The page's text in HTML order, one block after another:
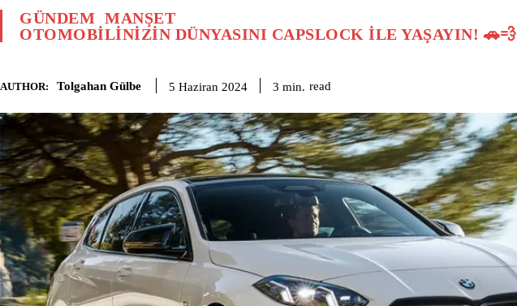
GÜNDEM MANŞET
OTOMOBİLİNİZİN DÜNYASINI CAPSLOCK İLE YAŞAYIN! 🚗💨
AUTHOR: Tolgahan Gülbe 5 Haziran 2024 3 min. read